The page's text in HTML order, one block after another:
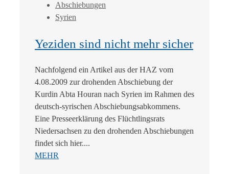
Abschiebungen
Syrien
Yeziden sind nicht mehr sicher
Nachfolgend ein Artikel aus der HAZ vom
4.08.2009 zur drohenden Abschiebung der
Kurdin Abta Houran nach Syrien im Rahmen des
deutsch-syrischen Abschiebungsabkommens.
Eine Presseerklärung des Flüchtlingsrats
Niedersachsen zu den drohenden Abschiebungen
findet sich hier....
MEHR